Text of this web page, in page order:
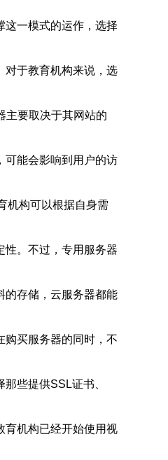
这一模式的运作，选择
对于教育机构来说，选
主要取决于其网站的
可能会影响到用户的访
机构可以根据自身需
性。不过，专用服务器
的存储，云服务器都能
购买服务器的同时，不
些提供SSL证书、
育机构已经开始使用视